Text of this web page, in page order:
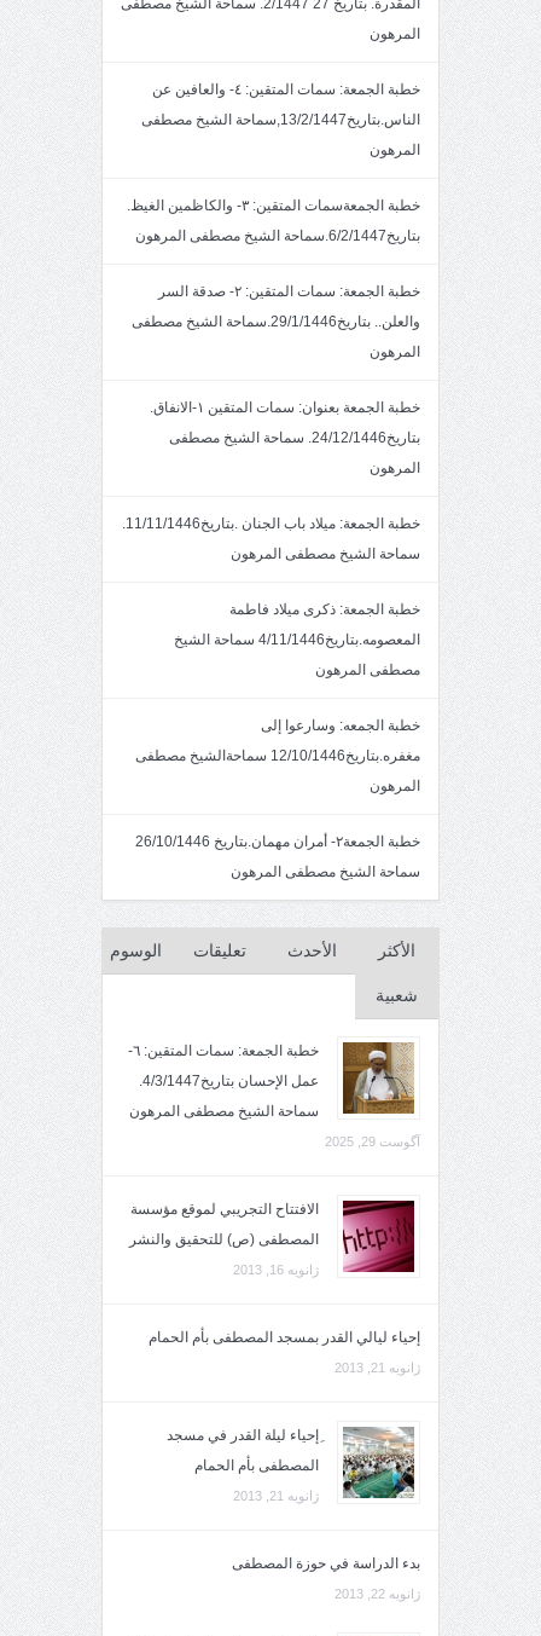
المقدرة. بتاريخ 27 2/1447. سماحة الشيخ مصطفى
المرهون
خطبة الجمعة: سمات المتقين: ٤- والعافين عن
الناس.بتاريخ13/2/1447,سماحة الشيخ مصطفى
المرهون
خطبة الجمعةسمات المتقين: ٣- والكاظمين الغيظ.
بتاريخ6/2/1447.سماحة الشيخ مصطفى المرهون
خطبة الجمعة: سمات المتقين: ٢- صدقة السر
والعلن.. بتاريخ29/1/1446.سماحة الشيخ مصطفى
المرهون
خطبة الجمعة بعنوان: سمات المتقين ١-الانفاق.
بتاريخ24/12/1446. سماحة الشيخ مصطفى
المرهون
خطبة الجمعة: ميلاد باب الجنان .بتاريخ11/11/1446.
سماحة الشيخ مصطفى المرهون
خطبة الجمعة: ذكرى ميلاد فاطمة
المعصومه.بتاريخ4/11/1446 سماحة الشيخ
مصطفى المرهون
خطبة الجمعه: وسارعوا إلى
مغفره.بتاريخ12/10/1446 سماحةالشيخ مصطفى
المرهون
خطبة الجمعة٢- أمران مهمان.بتاريخ 26/10/1446
سماحة الشيخ مصطفى المرهون
الأكثر
شعبية
الأحدث تعليقات الوسوم
خطبة الجمعة: سمات المتقين: ٦-
عمل الإحسان بتاريخ4/3/1447.
سماحة الشيخ مصطفى المرهون
آگوست 29, 2025
الافتتاح التجريبي لموقع مؤسسة
المصطفى (ص) للتحقيق والنشر
ژانویه 16, 2013
إحياء ليالي القدر بمسجد المصطفى بأم الحمام
ژانویه 21, 2013
ِإحياء ليلة القدر في مسجد
المصطفى بأم الحمام
ژانویه 21, 2013
بدء الدراسة في حوزة المصطفى
ژانویه 22, 2013